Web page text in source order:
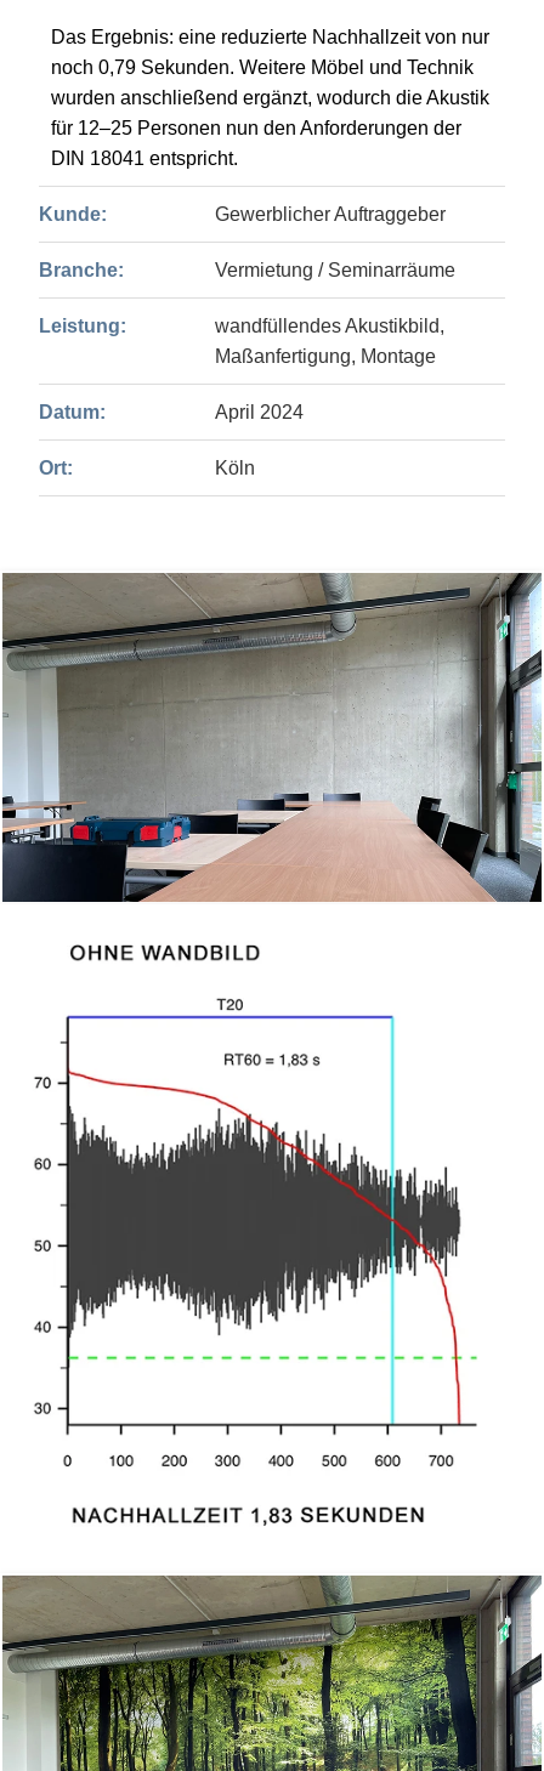
Kunde: Gewerblicher Auftraggeber
Branche: Vermietung / Seminarräume
Leistung:
wandfüllendes Akustikbild,
Maßanfertigung, Montage
Datum: April 2024
Ort: Köln
Das Ergebnis: eine reduzierte Nachhallzeit von nur
noch 0,79 Sekunden. Weitere Möbel und Technik
wurden anschließend ergänzt, wodurch die Akustik
für 12–25 Personen nun den Anforderungen der
DIN 18041 entspricht.